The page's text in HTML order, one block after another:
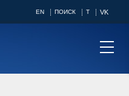
EN ПОИСК T VK